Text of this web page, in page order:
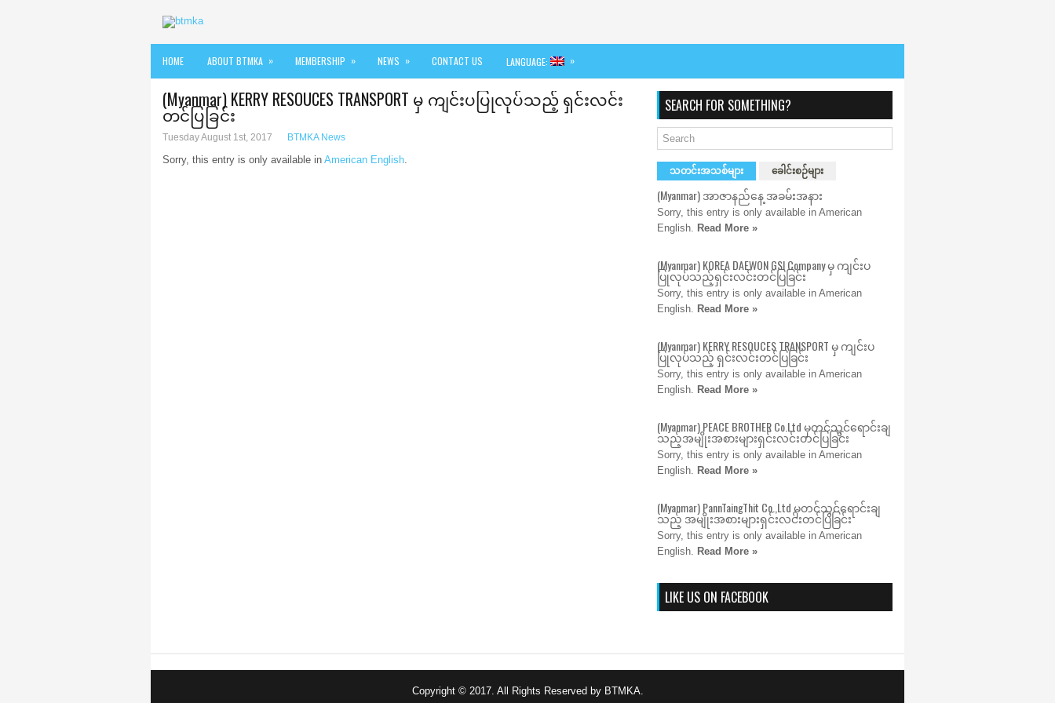
HOME ABOUT BTMKA » MEMBERSHIP » NEWS » CONTACT US LANGUAGE: »
(Myanmar) KERRY RESOUCES TRANSPORT မှ ကျင်းပပြုလုပ်သည့် ရှင်းလင်း
တင်ပြခြင်း
Tuesday August 1st, 2017 BTMKA News
Sorry, this entry is only available in American English.
SEARCH FOR SOMETHING?
သတင်းအသစ်များ ခေါင်းစဉ်များ
(Myanmar) အာဇာနည်နေ့ အခမ်းအနား
Sorry, this entry is only available in American
English. Read More »
(Myanmar) KOREA DAEWON GSI Company မှ ကျင်းပ
ပြုလုပ်သည့်ရှင်းလင်းတင်ပြခြင်း
Sorry, this entry is only available in American
English. Read More »
(Myanmar) KERRY RESOUCES TRANSPORT မှ ကျင်းပ
ပြုလုပ်သည့် ရှင်းလင်းတင်ပြခြင်း
Sorry, this entry is only available in American
English. Read More »
(Myanmar) PEACE BROTHER Co.Ltd မှတင်သွင်ရောင်းချ
သည့်အမျိုးအစားများရှင်းလင်းတင်ပြခြင်း
Sorry, this entry is only available in American
English. Read More »
(Myanmar) PannTaingThit Co.,Ltd မှတင်သွင်ရောင်းချ
သည့် အမျိုးအစားများရှင်းလင်းတင်ပြခြင်း
Sorry, this entry is only available in American
English. Read More »
LIKE US ON FACEBOOK
Copyright © 2017. All Rights Reserved by BTMKA.